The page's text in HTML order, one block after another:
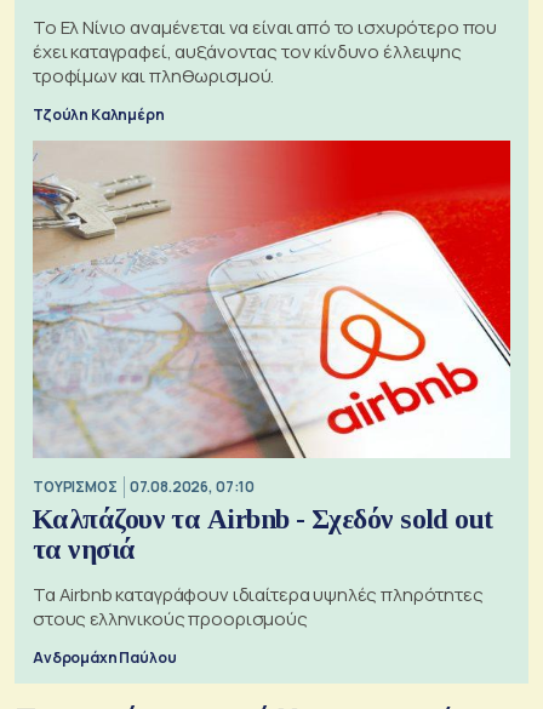
Το Ελ Νίνιο αναμένεται να είναι από το ισχυρότερο που
έχει καταγραφεί, αυξάνοντας τον κίνδυνο έλλειψης
τροφίμων και πληθωρισμού.
Τζούλη Καλημέρη
ΤΟΥΡΙΣΜΟΣ 07.08.2026, 07:10
Καλπάζουν τα Airbnb - Σχεδόν sold out
τα νησιά
Τα Airbnb καταγράφουν ιδιαίτερα υψηλές πληρότητες
στους ελληνικούς προορισμούς
Ανδρομάχη Παύλου